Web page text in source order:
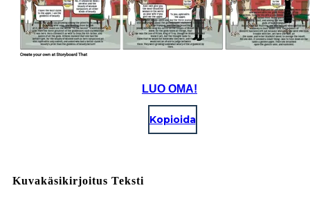
LUO OMA!
Kopioida
Kuvakäsikirjoitus Teksti